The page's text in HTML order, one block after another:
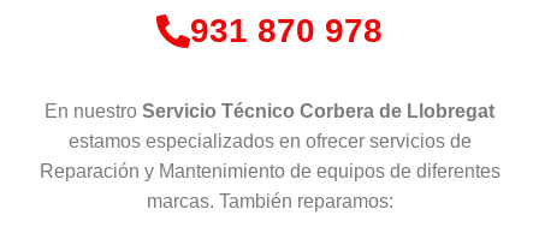
931 870 978
En nuestro Servicio Técnico Corbera de Llobregat
estamos especializados en ofrecer servicios de
Reparación y Mantenimiento de equipos de diferentes
marcas. También reparamos: